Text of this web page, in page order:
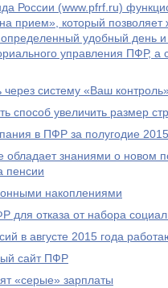
России (www.pfrf.ru)
прием», который
удобный день
управления ПФР,
систему «Ваш
способ увеличить размер
в ПФР за полугодие
обладает знаниями о новом
пенсии
накоплениями
для отказа от набора
в августе 2015 года
сайт ПФР
«серые» зарплаты